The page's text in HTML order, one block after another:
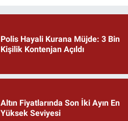
Polis Hayali Kurana Müjde: 3 Bin
Kişilik Kontenjan Açıldı
Altın Fiyatlarında Son İki Ayın En
Yüksek Seviyesi